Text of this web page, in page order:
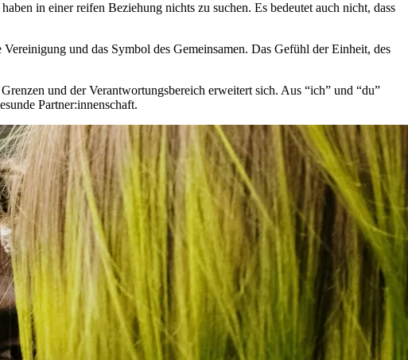
in einer reifen Beziehung nichts zu suchen. Es bedeutet auch nicht, dass
und das Symbol des Gemeinsamen. Das Gefühl der Einheit, des
und der Verantwortungsbereich erweitert sich. Aus “ich” und “du”
Partner:innenschaft.